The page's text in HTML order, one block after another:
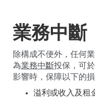
業務中斷
除構成不便外，任何
為業務中斷投保，可
影響時，保障以下的
溢利或收入及租